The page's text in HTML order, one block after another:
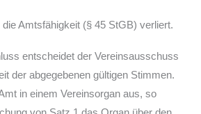
Amtsfähigkeit (§ 45 StGB) verliert.
entscheidet der Vereinsausschuss
der abgegebenen gültigen Stimmen.
in einem Vereinsorgan aus, so